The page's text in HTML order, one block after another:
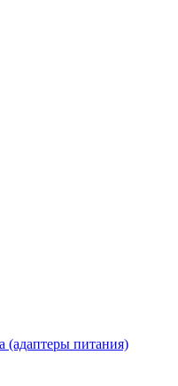
(адаптеры питания)